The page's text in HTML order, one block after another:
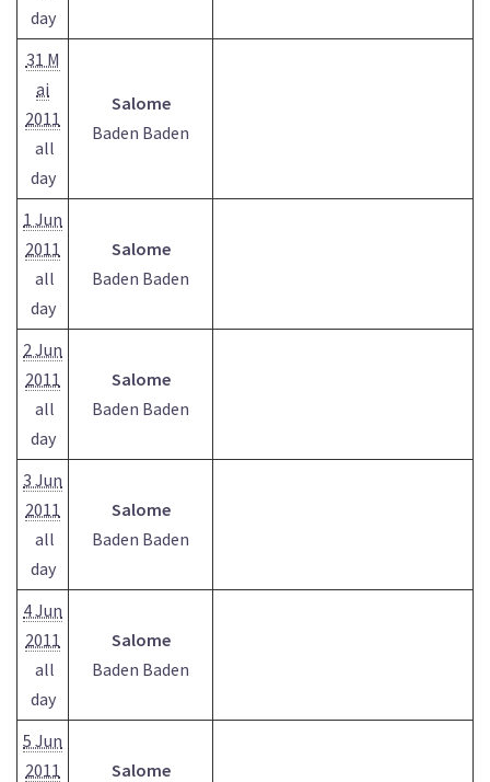
day
31 M
ai
2011
all
day
Salome
Baden Baden
1 Jun
2011
all
day
Salome
Baden Baden
2 Jun
2011
all
day
Salome
Baden Baden
3 Jun
2011
all
day
Salome
Baden Baden
4 Jun
2011
all
day
Salome
Baden Baden
5 Jun
2011
Salome